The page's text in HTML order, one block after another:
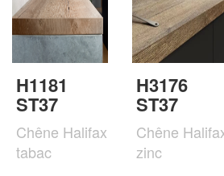
H1181
ST37
Chêne Halifax
tabac
H3176
ST37
Chêne
zinc